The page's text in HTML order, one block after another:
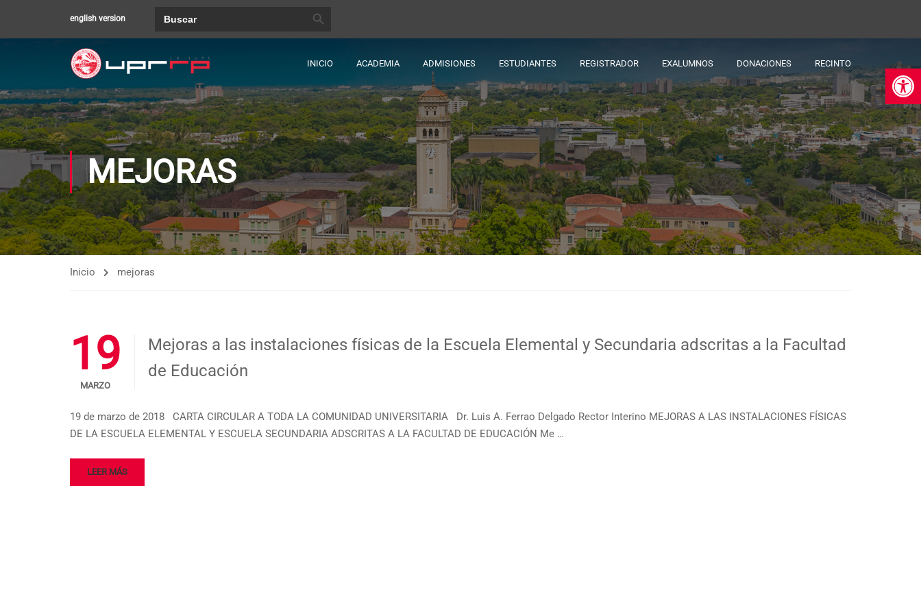
english version
INICIO ACADEMIA ADMISIONES ESTUDIANTES REGISTRADOR EXALUMNOS DONACIONES RECINTO
MEJORAS
Inicio mejoras
19
MARZO
Mejoras a las instalaciones físicas de la Escuela Elemental y Secundaria adscritas a la Facultad
de Educación
19 de marzo de 2018 CARTA CIRCULAR A TODA LA COMUNIDAD UNIVERSITARIA Dr. Luis A. Ferrao Delgado Rector Interino MEJORAS A LAS INSTALACIONES FÍSICAS
DE LA ESCUELA ELEMENTAL Y ESCUELA SECUNDARIA ADSCRITAS A LA FACULTAD DE EDUCACIÓN Me …
LEER MÁS